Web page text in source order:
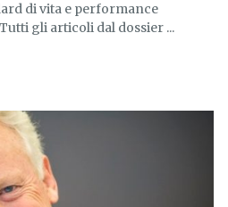
di vita e performance
gli articoli dal dossier ...